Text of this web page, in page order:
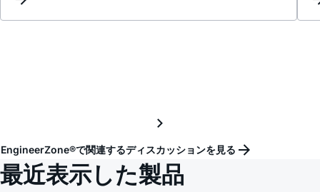
EngineerZone®で関連するディスカッションを見る
最近表示した製品